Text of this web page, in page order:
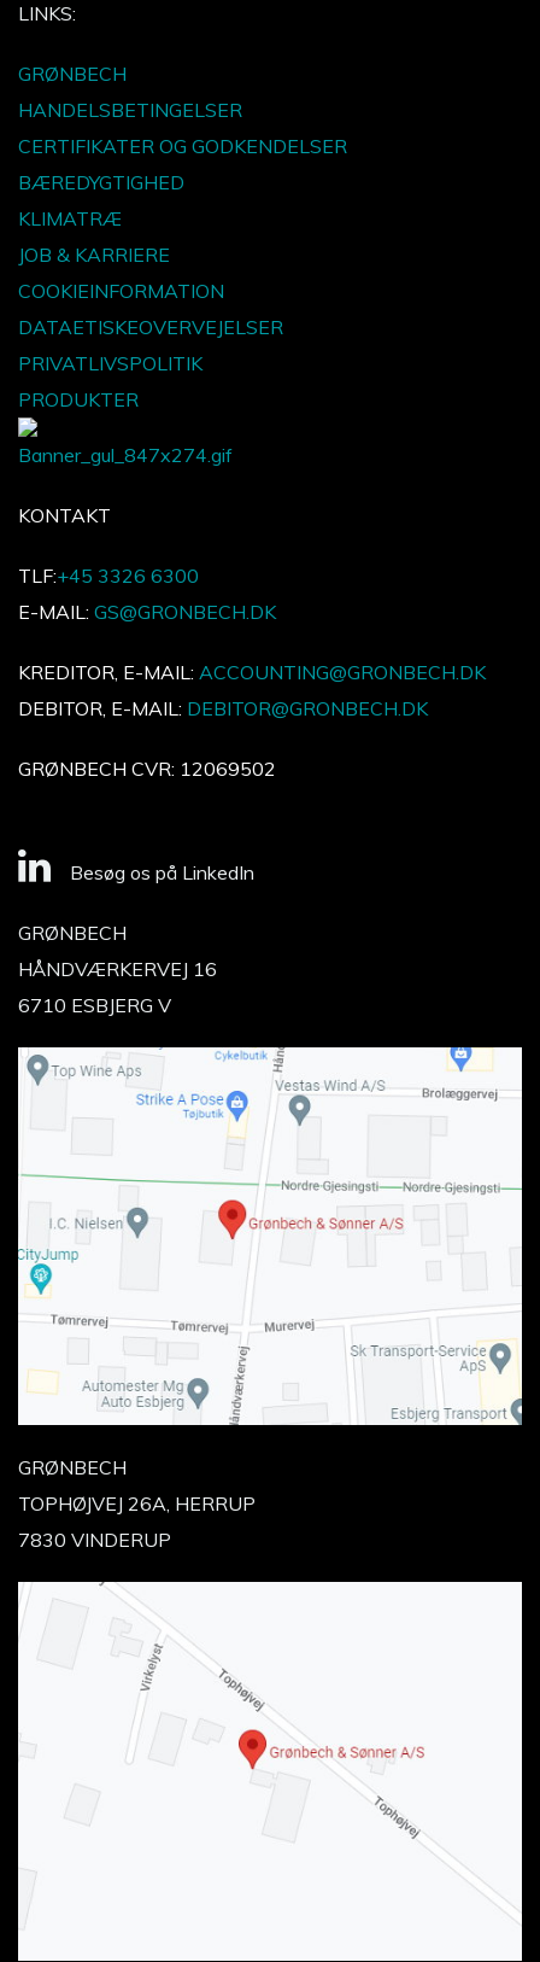
LINKS:
GRØNBECH
HANDELSBETINGELSER
CERTIFIKATER OG GODKENDELSER
BÆREDYGTIGHED
KLIMATRÆ
JOB & KARRIERE
COOKIEINFORMATION
DATAETISKEOVERVEJELSER
PRIVATLIVSPOLITIK
PRODUKTER
KONTAKT
TLF:+45 3326 6300
E-MAIL: GS@GRONBECH.DK
KREDITOR, E-MAIL: ACCOUNTING@GRONBECH.DK
DEBITOR, E-MAIL: DEBITOR@GRONBECH.DK
GRØNBECH CVR: 12069502
Besøg os på LinkedIn
GRØNBECH
HÅNDVÆRKERVEJ 16
6710 ESBJERG V
GRØNBECH
TOPHØJVEJ 26A, HERRUP
7830 VINDERUP